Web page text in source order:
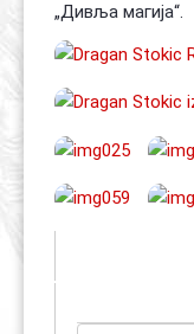
„Дивља магија“.